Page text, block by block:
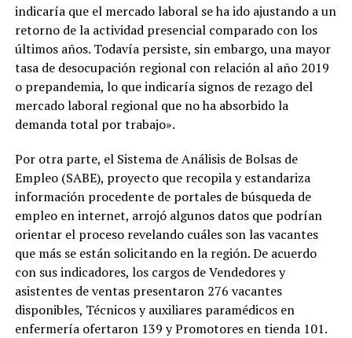
indicaría que el mercado laboral se ha ido ajustando a un
retorno de la actividad presencial comparado con los
últimos años. Todavía persiste, sin embargo, una mayor
tasa de desocupación regional con relación al año 2019
o prepandemia, lo que indicaría signos de rezago del
mercado laboral regional que no ha absorbido la
demanda total por trabajo».
Por otra parte, el Sistema de Análisis de Bolsas de
Empleo (SABE), proyecto que recopila y estandariza
información procedente de portales de búsqueda de
empleo en internet, arrojó algunos datos que podrían
orientar el proceso revelando cuáles son las vacantes
que más se están solicitando en la región. De acuerdo
con sus indicadores, los cargos de Vendedores y
asistentes de ventas presentaron 276 vacantes
disponibles, Técnicos y auxiliares paramédicos en
enfermería ofertaron 139 y Promotores en tienda 101.